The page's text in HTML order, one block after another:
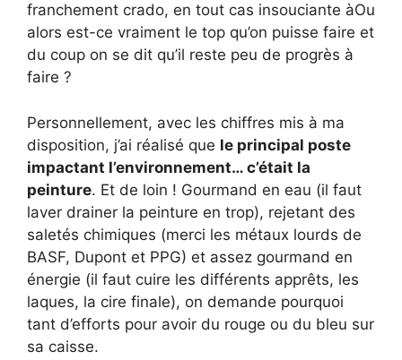
franchement crado, en tout cas insouciante àOu
alors est-ce vraiment le top qu’on puisse faire et
du coup on se dit qu’il reste peu de progrès à
faire ?
Personnellement, avec les chiffres mis à ma
disposition, j’ai réalisé que le principal poste
impactant l’environnement… c’était la
peinture. Et de loin ! Gourmand en eau (il faut
laver drainer la peinture en trop), rejetant des
saletés chimiques (merci les métaux lourds de
BASF, Dupont et PPG) et assez gourmand en
énergie (il faut cuire les différents apprêts, les
laques, la cire finale), on demande pourquoi
tant d’efforts pour avoir du rouge ou du bleu sur
sa caisse.